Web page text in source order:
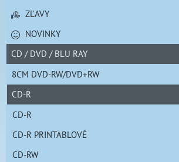
ZĽAVY
NOVINKY
CD / DVD / BLU RAY
8CM DVD-RW/DVD+RW
CD-R
CD-R
CD-R PRINTABLOVÉ
CD-RW